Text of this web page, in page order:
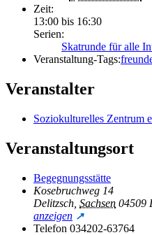
Zeit:
13:00 bis 16:30
Serien:
Skatrunde für alle
Veranstaltung-Tags:
Veranstalter
Soziokulturelles Zentrum
Veranstaltungsort
Begegnungsstätte
Kosebruchweg 14
Delitzsch Sachsen 04509
anzeigen
Telefon 034202-63764